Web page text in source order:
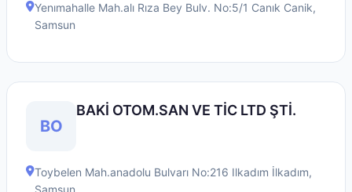
Yenımahalle Mah.alı Rıza Bey Bulv. No:5/1 Canık Canik,
Samsun
BO
BAKİ OTOM.SAN VE TİC LTD ŞTİ.
Toybelen Mah.anadolu Bulvarı No:216 Ilkadım İlkadım,
Samsun